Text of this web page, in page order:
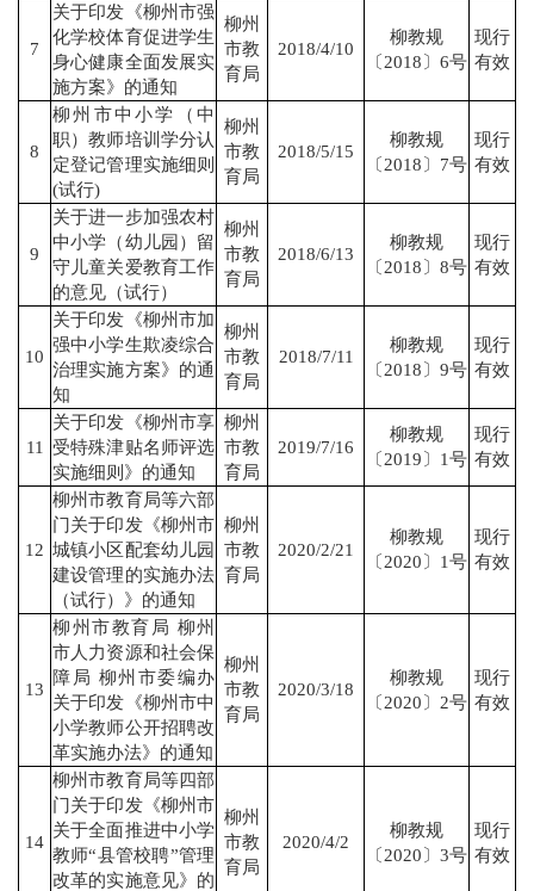
7
关于印发《柳州市强
化学校体育促进学生
身心健康全面发展实
施方案》的通知
柳州
市教
育局
2018/4/10
柳教规
〔2018〕6号
现行
有效
8
柳州市中小学（中
职）教师培训学分认
定登记管理实施细则
(试行)
柳州
市教
育局
2018/5/15
柳教规
〔2018〕7号
现行
有效
9
关于进一步加强农村
中小学（幼儿园）留
守儿童关爱教育工作
的意见（试行）
柳州
市教
育局
2018/6/13
柳教规
〔2018〕8号
现行
有效
10
关于印发《柳州市加
强中小学生欺凌综合
治理实施方案》的通
知
柳州
市教
育局
2018/7/11
柳教规
〔2018〕9号
现行
有效
11
关于印发《柳州市享
受特殊津贴名师评选
实施细则》的通知
柳州
市教
育局
2019/7/16
柳教规
〔2019〕1号
现行
有效
12
柳州市教育局等六部
门关于印发《柳州市
城镇小区配套幼儿园
建设管理的实施办法
（试行）》的通知
柳州
市教
育局
2020/2/21
柳教规
〔2020〕1号
现行
有效
13
柳州市教育局 柳州
市人力资源和社会保
障局 柳州市委编办
关于印发《柳州市中
小学教师公开招聘改
革实施办法》的通知
柳州
市教
育局
2020/3/18
柳教规
〔2020〕2号
现行
有效
14
柳州市教育局等四部
门关于印发《柳州市
关于全面推进中小学
教师“县管校聘”管理
改革的实施意见》的
柳州
市教
育局
2020/4/2
柳教规
〔2020〕3号
现行
有效